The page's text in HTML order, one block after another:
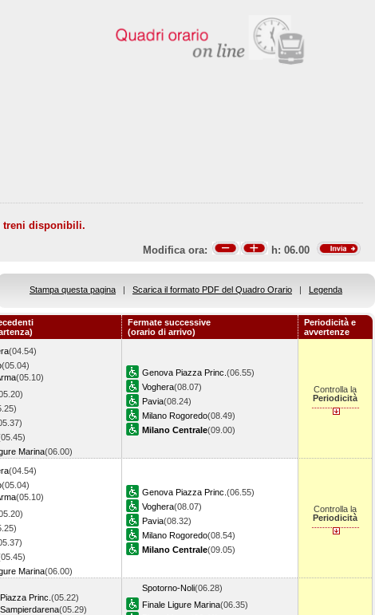
treni disponibili.
Modifica ora: h: 06.00
Stampa questa pagina | Scarica il formato PDF del Quadro Orario | Legenda
Fermate successive
(orario di arrivo)
Periodicità e
avvertenze
(04.54)
(05.04)
(05.10)
Marina(06.00)
Genova Piazza Princ. (06.55)
Voghera(08.07)
Pavia(08.24)
Milano Rogoredo(08.49)
Milano Centrale(09.00)
Controlla la
Periodicità
(04.54)
(05.04)
(05.10)
Marina(06.00)
Genova Piazza Princ. (06.55)
Voghera(08.07)
Pavia(08.32)
Milano Rogoredo(08.54)
Milano Centrale(09.05)
Controlla la
Periodicità
Princ. (05.22)
(05.29)
Spotorno-Noli(06.28)
Finale Ligure Marina(06.35)